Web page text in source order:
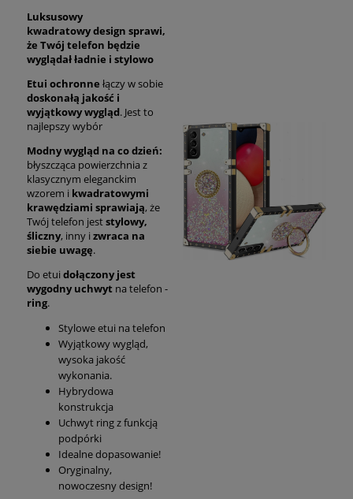
Luksusowy
kwadratowydesign sprawi,
że Twój telefon będzie
wyglądałładnie i stylowo
Etui ochronne łączy w sobie
doskonałą jakość i
wyjątkowy wygląd. Jest to
najlepszy wybór
Modny wygląd na co dzień:
błyszcząca powierzchnia z
klasycznym eleganckim
wzorem i kwadratowymi
krawędziami sprawiają, że
Twój telefon jeststylowy,
śliczny, inny i zwraca na
siebie uwagę.
Do etui dołączony jest
wygodny uchwyt na telefon -
ring.
Stylowe etui na telefon
Wyjątkowy wygląd,
wysoka jakość
wykonania.
Hybrydowa
konstrukcja
Uchwyt ring z funkcją
podpórki
Idealne dopasowanie!
Oryginalny,
nowoczesny design!